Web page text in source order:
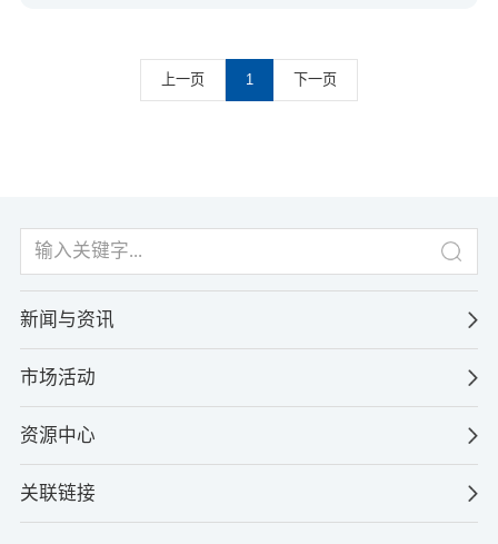
上一页 1 下一页
新闻与资讯
市场活动
资源中心
关联链接